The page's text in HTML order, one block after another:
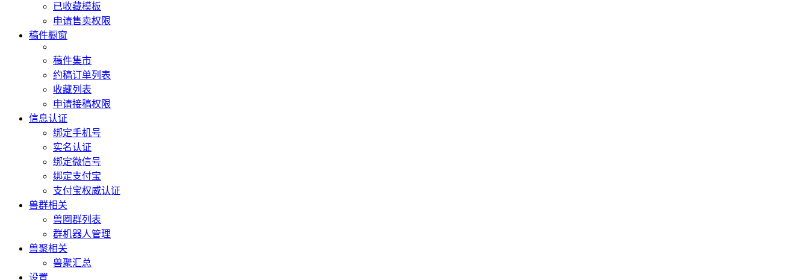
已收藏模板
申请售卖权限
稿件橱窗
稿件集市
约稿订单列表
收藏列表
申请接稿权限
信息认证
绑定手机号
实名认证
绑定微信号
绑定支付宝
支付宝权威认证
兽群相关
兽圈群列表
群机器人管理
兽聚相关
兽聚汇总
设置